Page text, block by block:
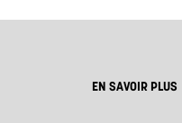
EN SAVOIR PLUS